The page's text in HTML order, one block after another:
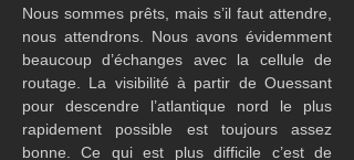
Nous sommes prêts, mais s’il faut attendre,
nous attendrons. Nous avons évidemment
beaucoup d’échanges avec la cellule de
routage. La visibilité à partir de Ouessant
pour descendre l’atlantique nord le plus
rapidement possible est toujours assez
bonne. Ce qui est plus difficile c’est de